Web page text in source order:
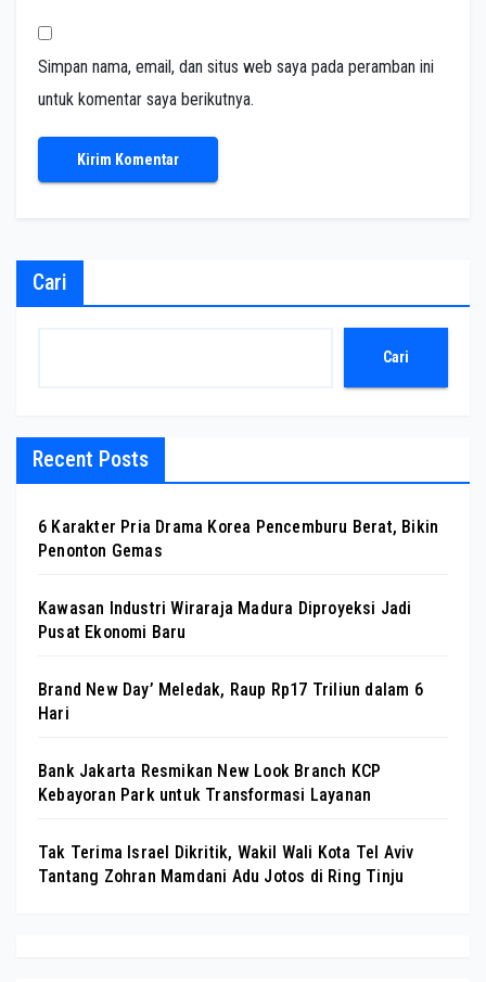
Simpan nama, email, dan situs web saya pada peramban ini
untuk komentar saya berikutnya.
Cari
Cari
Recent Posts
6 Karakter Pria Drama Korea Pencemburu Berat, Bikin
Penonton Gemas
Kawasan Industri Wiraraja Madura Diproyeksi Jadi
Pusat Ekonomi Baru
Brand New Day’ Meledak, Raup Rp17 Triliun dalam 6
Hari
Bank Jakarta Resmikan New Look Branch KCP
Kebayoran Park untuk Transformasi Layanan
Tak Terima Israel Dikritik, Wakil Wali Kota Tel Aviv
Tantang Zohran Mamdani Adu Jotos di Ring Tinju